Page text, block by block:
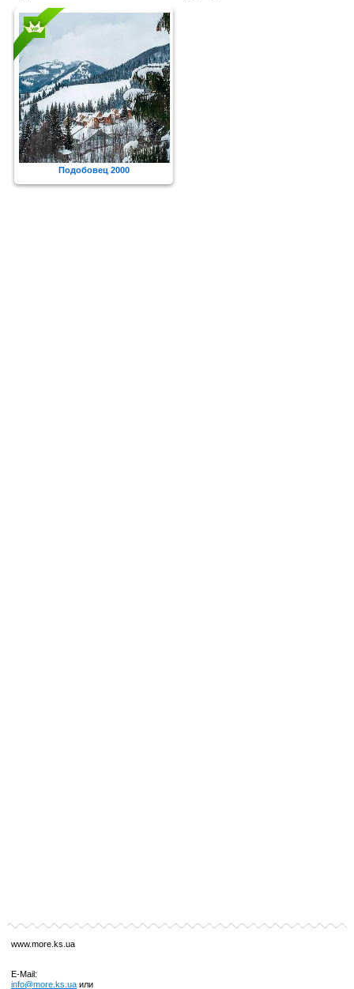
Подобовец 2000
www.more.ks.ua
E-Mail:
info@more.ks.uaили